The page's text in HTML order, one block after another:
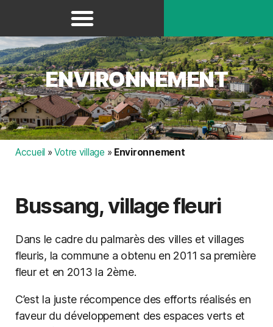
ENVIRONNEMENT
Accueil »Votre village » Environnement
Bussang, village fleuri
Dans le cadre du palmarès des villes et villages
fleuris, la commune a obtenu en 2011 sa première
fleur et en 2013 la 2ème.
C’est la juste récompence des efforts réalisés en
faveur du développement des espaces verts et